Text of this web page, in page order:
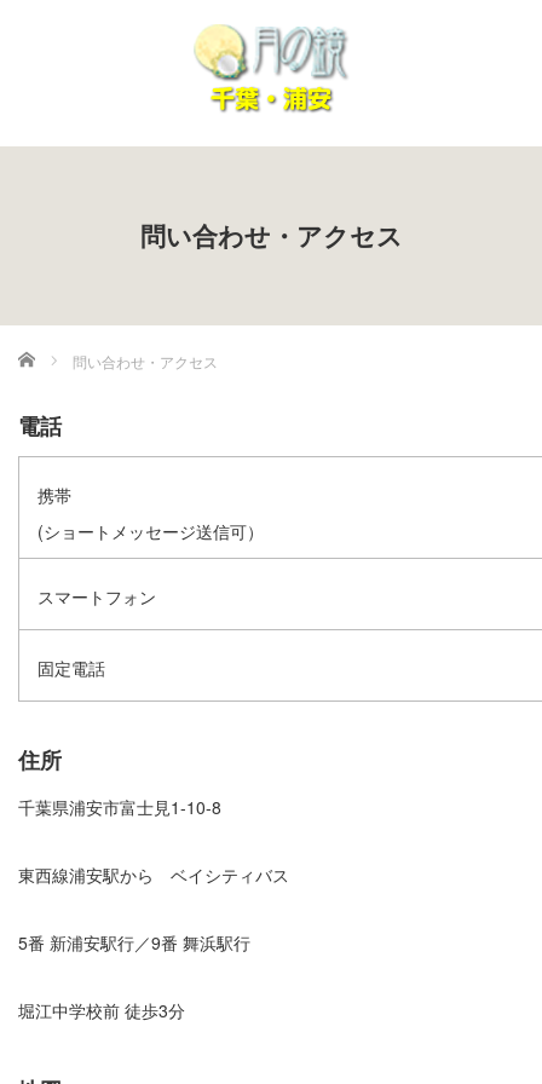
問い合わせ・アクセス
ホーム 問い合わせ・アクセス
電話
携帯
(ショートメッセージ送信可）
スマートフォン
固定電話
住所
千葉県浦安市富士見1-10-8
東西線浦安駅から ベイシティバス
5番 新浦安駅行／9番 舞浜駅行
堀江中学校前 徒歩3分